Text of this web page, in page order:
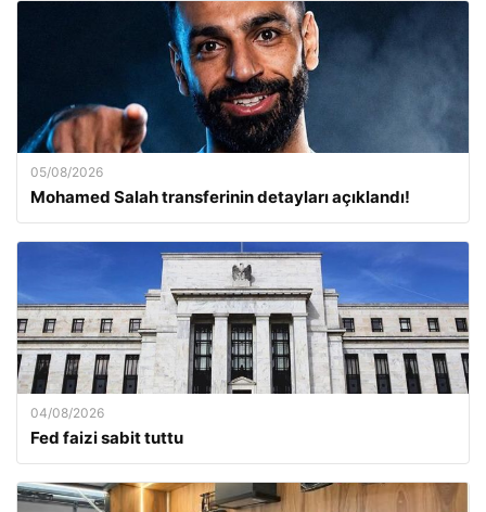
05/08/2026
Mohamed Salah transferinin detayları açıklandı!
04/08/2026
Fed faizi sabit tuttu